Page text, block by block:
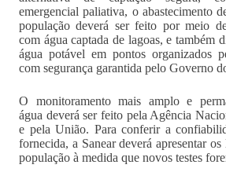
emergencial paliativa, o abastecimento
população deverá ser feito por meio
com água captada de lagoas, e também
água potável em pontos organizados
com segurança garantida pelo Governo
O monitoramento mais amplo e
água deverá ser feito pela Agência
e pela União. Para conferir a
fornecida, a Sanear deverá apresentar os
população à medida que novos testes